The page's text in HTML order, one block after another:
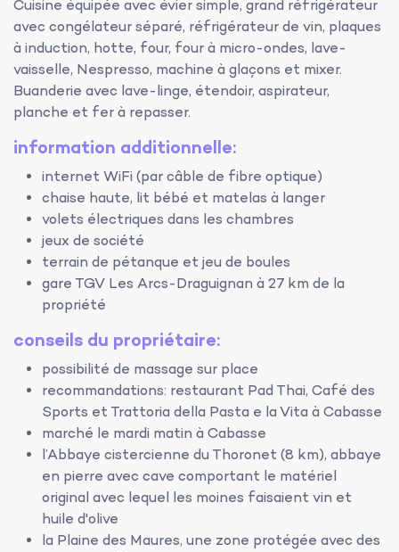
Cuisine équipée avec évier simple, grand réfrigérateur
avec congélateur séparé, réfrigérateur de vin, plaques
à induction, hotte, four, four à micro-ondes, lave-
vaisselle, Nespresso, machine à glaçons et mixer.
Buanderie avec lave-linge, étendoir, aspirateur,
planche et fer à repasser.
information additionnelle:
internet WiFi (par câble de fibre optique)
chaise haute, lit bébé et matelas à langer
volets électriques dans les chambres
jeux de société
terrain de pétanque et jeu de boules
gare TGV Les Arcs-Draguignan à 27 km de la
propriété
conseils du propriétaire:
possibilité de massage sur place
recommandations: restaurant Pad Thai, Café des
Sports et Trattoria della Pasta e la Vita à Cabasse
marché le mardi matin à Cabasse
l’Abbaye cistercienne du Thoronet (8 km), abbaye
en pierre avec cave comportant le matériel
original avec lequel les moines faisaient vin et
huile d'olive
la Plaine des Maures, une zone protégée avec des